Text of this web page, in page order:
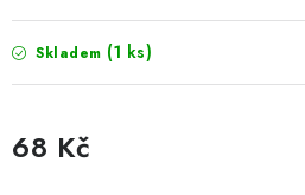
Skladem (1 ks)
68 Kč